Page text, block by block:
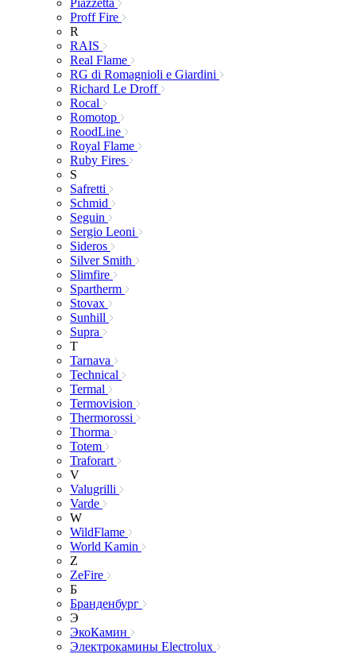
Proff Fire
R
RAIS
Real Flame
RG di Romagnioli e Giardini
Richard Le Droff
Rocal
Romotop
RoodLine
Royal Flame
Ruby Fires
S
Safretti
Schmid
Seguin
Sergio Leoni
Sideros
Silver Smith
Slimfire
Spartherm
Stovax
Sunhill
Supra
T
Tarnava
Technical
Termal
Termovision
Thermorossi
Thorma
Totem
Traforart
V
Valugrilli
Varde
W
WildFlame
World Kamin
Z
ZeFire
Б
Бранденбург
Э
ЭкоКамин
Электрокамины Electrolux